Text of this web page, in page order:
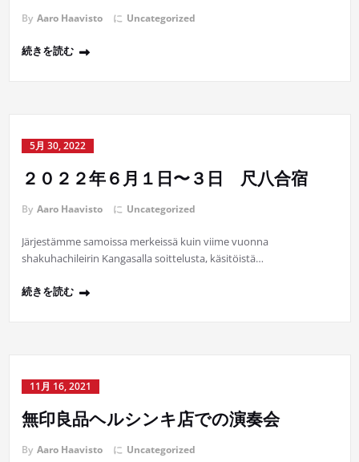
By Aaro Haavisto に Uncategorized
続きを読む
5月 30, 2022
２０２２年６月１日〜３日 尺八合宿
By Aaro Haavisto に Uncategorized
Järjestämme samoissa merkeissä kuin viime vuonna
shakuhachileirin Kangasalla soittelusta, käsitöistä…
続きを読む
11月 16, 2021
無印良品ヘルシンキ店での演奏会
By Aaro Haavisto に Uncategorized